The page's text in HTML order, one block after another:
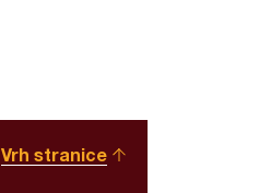
Vrh stranice